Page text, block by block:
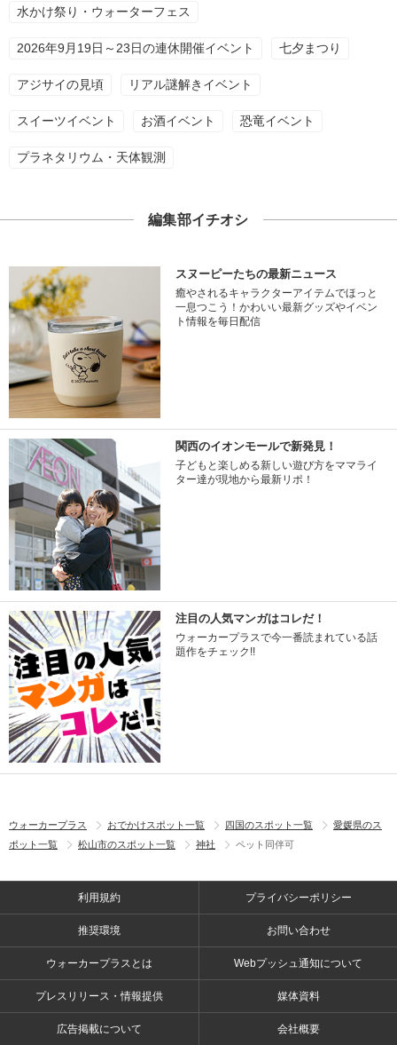
水かけ祭り・ウォーターフェス
2026年9月19日～23日の連休開催イベント 七夕まつり
アジサイの見頃 リアル謎解きイベント
スイーツイベント お酒イベント 恐竜イベント
プラネタリウム・天体観測
編集部イチオシ
スヌーピーたちの最新ニュース
癒やされるキャラクターアイテムでほっと
一息つこう！かわいい最新グッズやイベン
ト情報を毎日配信
関西のイオンモールで新発見！
子どもと楽しめる新しい遊び方をママライ
ター達が現地から最新リポ！
注目の人気マンガはコレだ！
ウォーカープラスで今一番読まれている話
題作をチェック!!
ウォーカープラス おでかけスポット一覧 四国のスポット一覧
愛媛県のス
ポット一覧
松山市のスポット一覧 神社 ペット同伴可
利用規約 プライバシーポリシー
推奨環境 お問い合わせ
ウォーカープラスとは Webプッシュ通知について
プレスリリース・情報提供 媒体資料
広告掲載について 会社概要